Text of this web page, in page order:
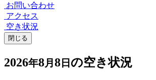
お問い合わせ
アクセス
空き状況
閉じる
2026年8月 8 日 の空き状況